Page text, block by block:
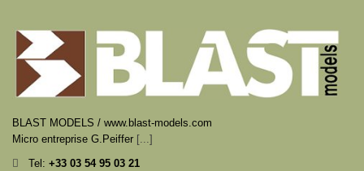
BLAST MODELS / www.blast-models.com
Micro entreprise G.Peiffer [...]
Tel: +33 03 54 95 03 21